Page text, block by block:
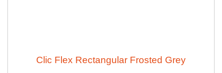
Clic Flex Rectangular Frosted Grey